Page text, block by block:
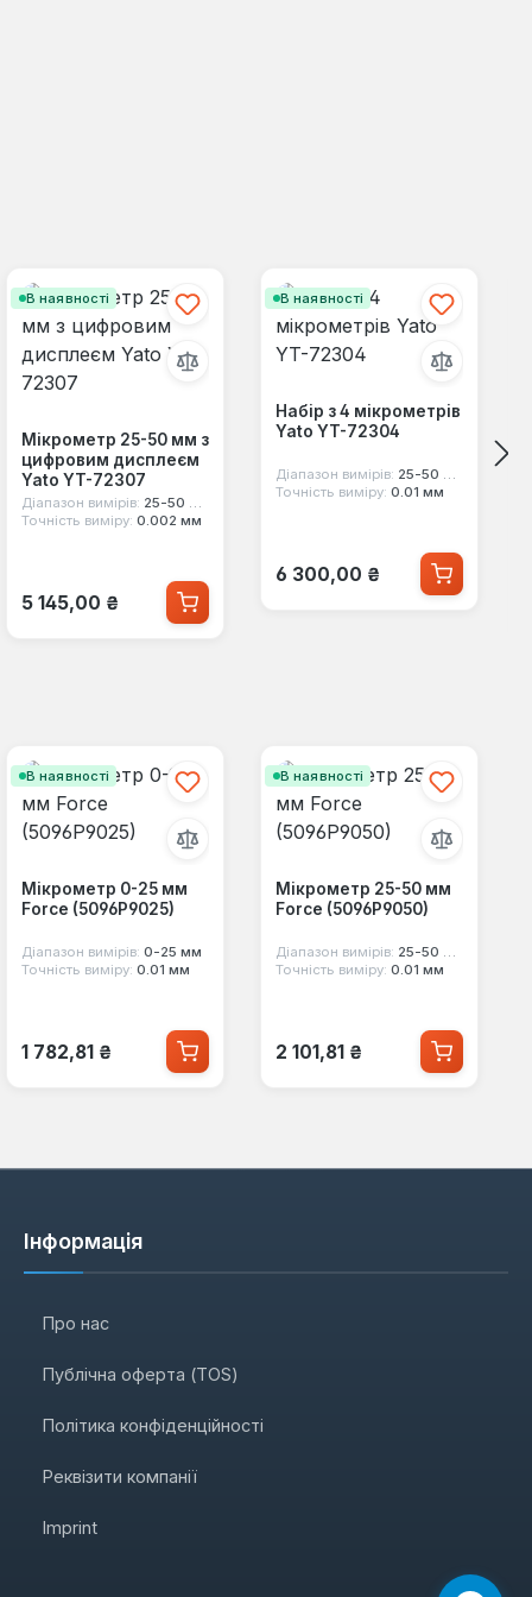
В наявності
Мікрометр 25-50 мм з
цифровим дисплеєм
Yato YT-72307
Діапазон вимірів: 25-50 мм
Точність виміру: 0.002 мм
Звичайна ціна:
5 145,00 ₴
В наявності
Набір з 4 мікрометрів
Yato YT-72304
Діапазон вимірів: 25-50 мм, 50-75 мм, 75-100 мм, 0-25 мм
Точність виміру: 0.01 мм
Звичайна ціна:
6 300,00 ₴
В наявності
Мікрометр 0-25 мм
Force (5096P9025)
Діапазон вимірів: 0-25 мм
Точність виміру: 0.01 мм
Звичайна ціна:
1 782,81 ₴
В наявності
Мікрометр 25-50 мм
Force (5096P9050)
Діапазон вимірів: 25-50 мм
Точність виміру: 0.01 мм
Звичайна ціна:
2 101,81 ₴
Інформація
Про нас
Публічна оферта (TOS)
Політика конфіденційності
Реквізити компанії
Imprint